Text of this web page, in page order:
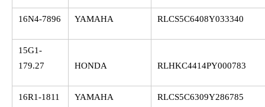
16N4-7896 YAMAHA RLCS5C6408Y033340
15G1-
179.27
HONDA RLHKC4414PY000783
16R1-1811 YAMAHA RLCS5C6309Y286785